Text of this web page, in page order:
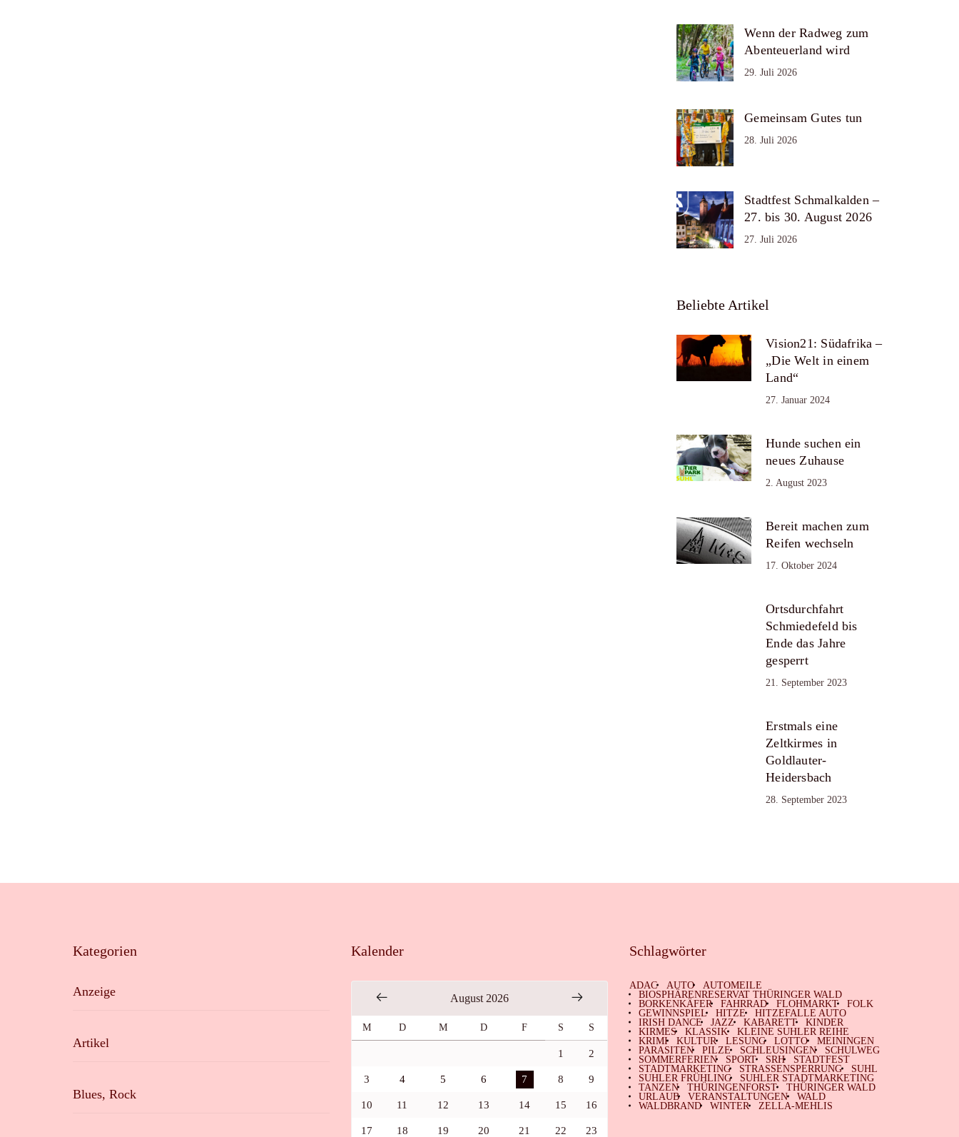
Wenn der Radweg zum
Abenteuerland wird
29. Juli 2026
Gemeinsam Gutes tun
28. Juli 2026
Stadtfest Schmalkalden –
27. bis 30. August 2026
27. Juli 2026
Beliebte Artikel
Vision21: Südafrika –
„Die Welt in einem
Land“
27. Januar 2024
Hunde suchen ein
neues Zuhause
2. August 2023
Bereit machen zum
Reifen wechseln
17. Oktober 2024
Ortsdurchfahrt
Schmiedefeld bis
Ende das Jahre
gesperrt
21. September 2023
Erstmals eine
Zeltkirmes in
Goldlauter-
Heidersbach
28. September 2023
Kategorien
Anzeige
Artikel
Blues, Rock
Kalender
August 2026
M D M D F S S
1 2
3 4 5 6 7 8 9
10 11 12 13 14 15 16
17 18 19 20 21 22 23
Schlagwörter
ADAC AUTO
AUTOMEILE
BIOSPHÄRENRESERVAT THÜRINGER WALD
BORKENKÄFER
FAHRRAD FLOHMARKT
FOLK
GEWINNSPIEL
HITZE
HITZEFALLE AUTO
IRISH DANCE
JAZZ KABARETT
KINDER
KIRMES
KLASSIK
KLEINE SUHLER REIHE
KRIMI
KULTUR LESUNG LOTTO
MEININGEN
PARASITEN
PILZE SCHLEUSINGEN
SCHULWEG
SOMMERFERIEN
SPORT SRH
STADTFEST
STADTMARKETING
STRASSENSPERRUNG
SUHL
SUHLER FRÜHLING
SUHLER STADTMARKETING
TANZEN
THÜRINGENFORST
THÜRINGER WALD
URLAUB
VERANSTALTUNGEN
WALD
WALDBRAND
WINTER ZELLA-MEHLIS